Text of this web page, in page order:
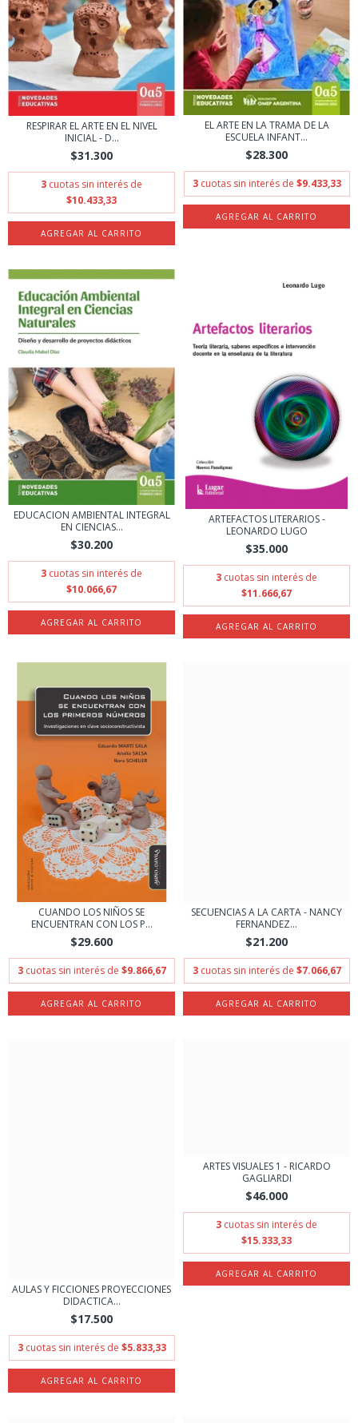
RESPIRAR EL ARTE EN EL NIVEL
INICIAL - D...
$31.300
3 cuotas sin interés de
$10.433,33
EL ARTE EN LA TRAMA DE LA
ESCUELA INFANT...
$28.300
3 cuotas sin interés de $9.433,33
EDUCACION AMBIENTAL INTEGRAL
EN CIENCIAS...
$30.200
3 cuotas sin interés de
$10.066,67
ARTEFACTOS LITERARIOS -
LEONARDO LUGO
$35.000
3 cuotas sin interés de
$11.666,67
CUANDO LOS NIÑOS SE
ENCUENTRAN CON LOS P...
$29.600
3 cuotas sin interés de $9.866,67
SECUENCIAS A LA CARTA - NANCY
FERNANDEZ...
$21.200
3 cuotas sin interés de $7.066,67
AULAS Y FICCIONES PROYECCIONES
DIDACTICA...
$17.500
3 cuotas sin interés de $5.833,33
ARTES VISUALES 1 - RICARDO
GAGLIARDI
$46.000
3 cuotas sin interés de
$15.333,33